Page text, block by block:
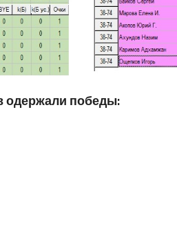
одержали победы: